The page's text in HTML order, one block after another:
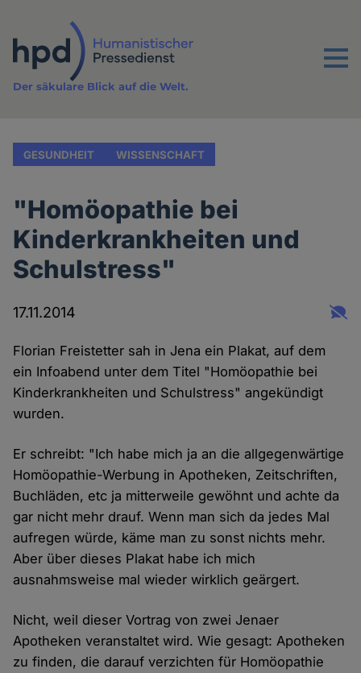
Inhalt
Menu
Der säkulare Blick auf die Welt.
GESUNDHEIT WISSENSCHAFT
"Homöopathie bei
Kinderkrankheiten und
Schulstress"
17.11.2014
Florian Freistetter sah in Jena ein Plakat, auf dem
ein Infoabend unter dem Titel "Homöopathie bei
Kinderkrankheiten und Schulstress" angekündigt
wurden.
Er schreibt: "Ich habe mich ja an die allgegenwärtige
Homöopathie-Werbung in Apotheken, Zeitschriften,
Buchläden, etc ja mitterweile gewöhnt und achte da
gar nicht mehr drauf. Wenn man sich da jedes Mal
aufregen würde, käme man zu sonst nichts mehr.
Aber über dieses Plakat habe ich mich
ausnahmsweise mal wieder wirklich geärgert.
Nicht, weil dieser Vortrag von zwei Jenaer
Apotheken veranstaltet wird. Wie gesagt: Apotheken
zu finden, die darauf verzichten für Homöopathie